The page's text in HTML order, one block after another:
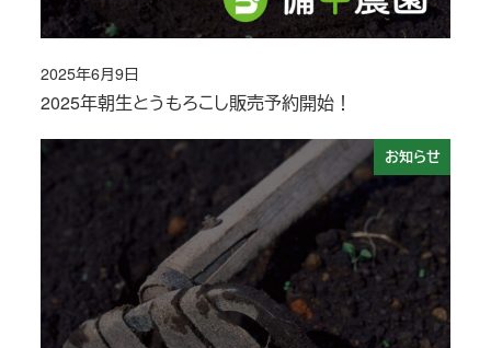
2025年朝生とうもろこし販売予約開始！
投稿日
2025年6月9日
お知らせ